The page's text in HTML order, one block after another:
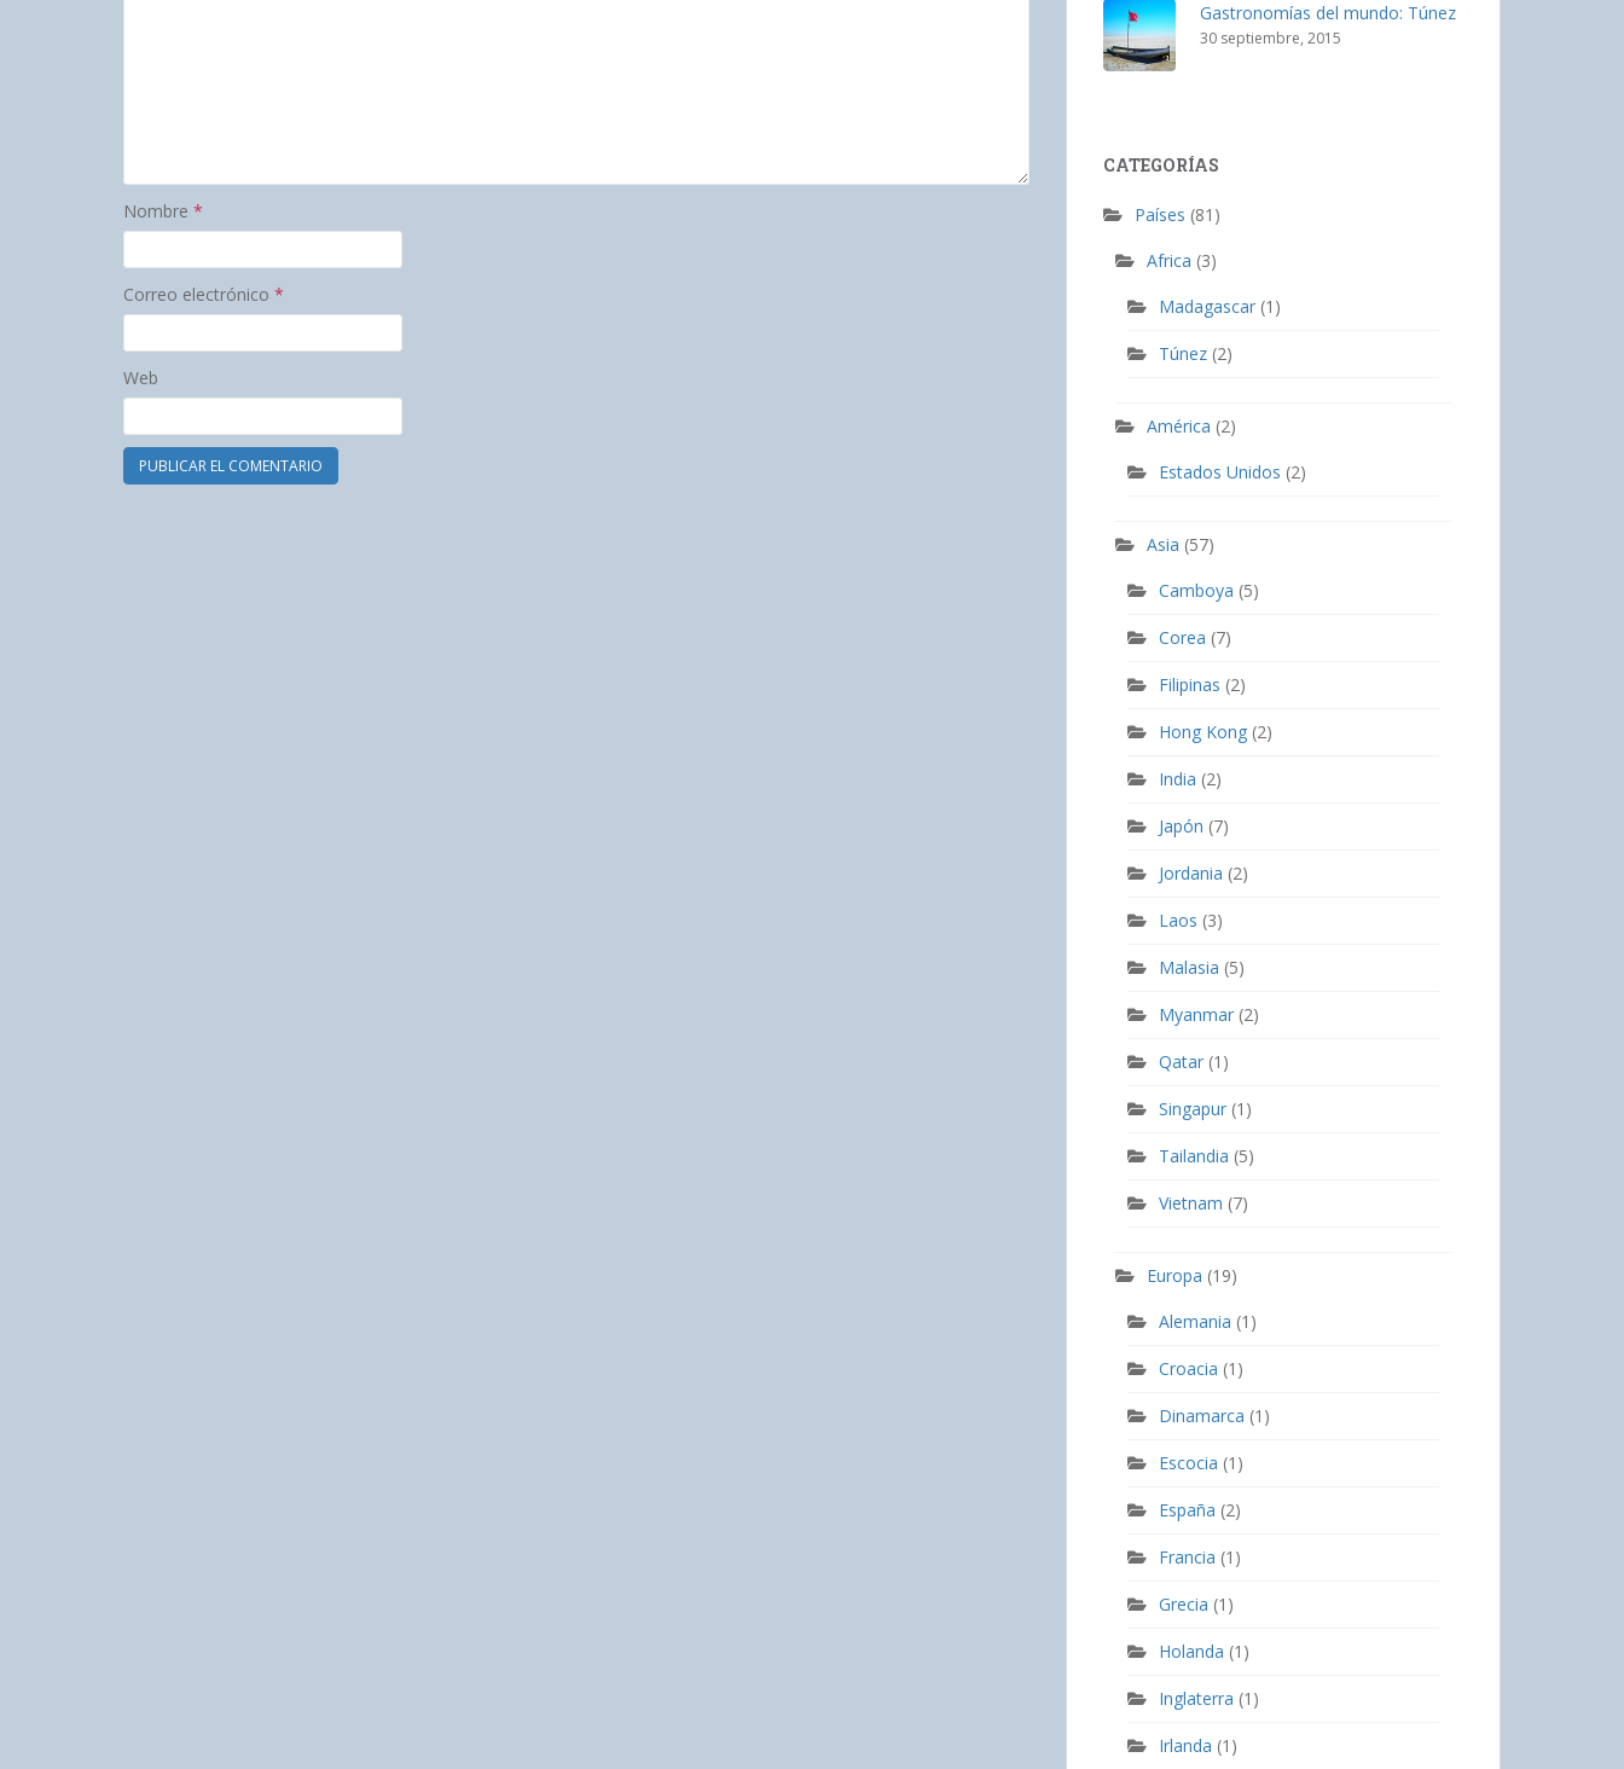
Nombre *
Correo electrónico *
Web
Gastronomías del mundo: Túnez
30 septiembre, 2015
CATEGORÍAS
Países (81)
Africa (3)
Madagascar (1)
Túnez (2)
América (2)
Estados Unidos (2)
Asia (57)
Camboya (5)
Corea (7)
Filipinas (2)
Hong Kong (2)
India (2)
Japón (7)
Jordania (2)
Laos (3)
Malasia (5)
Myanmar (2)
Qatar (1)
Singapur (1)
Tailandia (5)
Vietnam (7)
Europa (19)
Alemania (1)
Croacia (1)
Dinamarca (1)
Escocia (1)
España (2)
Francia (1)
Grecia (1)
Holanda (1)
Inglaterra (1)
Irlanda (1)